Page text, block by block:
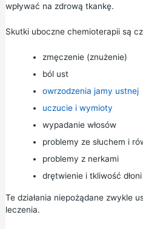
wpływać na zdrową tkankę.
Skutki uboczne chemioterapii są
zmęczenie (znużenie)
ból ust
owrzodzenia jamy ustnej
uczucie i wymioty
wypadanie włosów
problemy ze słuchem i
problemy z nerkami
drętwienie i tkliwość
Te działania niepożądane zwykle
leczenia.